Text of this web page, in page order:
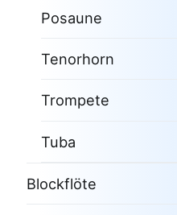
Posaune
Tenorhorn
Trompete
Tuba
Blockflöte